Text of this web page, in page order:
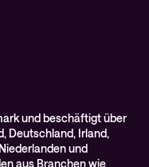
und beschäftigt über
Deutschland, Irland,
und
aus Branchen wie